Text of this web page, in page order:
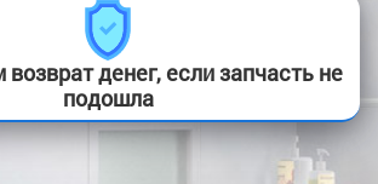
возврат денег, если запчасть не
подошла